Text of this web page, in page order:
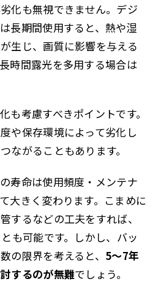
化も無視できません。デジ
長期間使用すると、熱や湿
生じ、画質に影響を与える
時間露光を多用する場合は
も考慮すべきポイントです。
や保存環境によって劣化し
ながることもあります。
寿命は使用頻度・メンテナ
大きく変わります。こまめに
するなどの工夫をすれば、
も可能です。しかし、バッ
の限界を考えると、 5〜7年
するのが無難でしょう。